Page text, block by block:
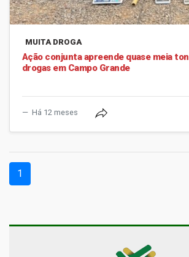
MUITA DROGA
Ação conjunta apreende quase meia
drogas em Campo Grande
Há 12 meses
1